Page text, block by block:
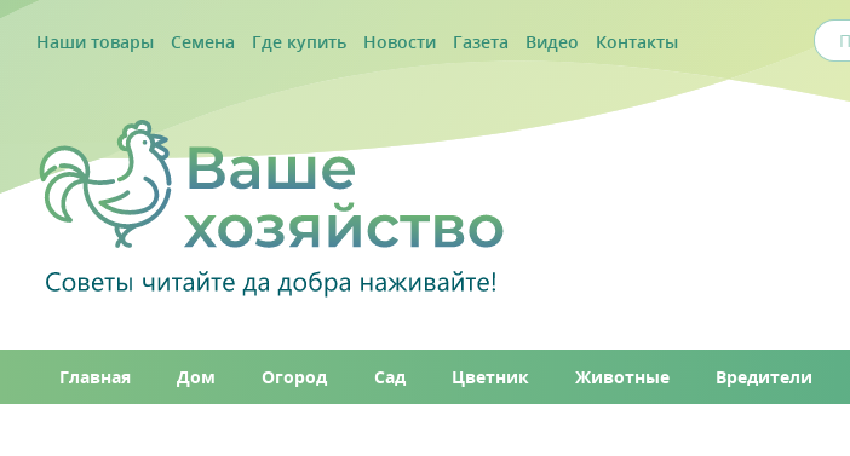
Наши товары Семена Где купить Новости Газета Видео Контакты
Главная Дом Огород Сад Цветник Животные Вредители